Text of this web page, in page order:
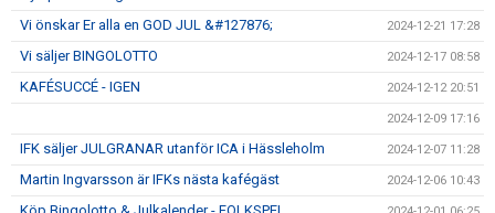
Vi önskar Er alla en GOD JUL &#127876; 2024-12-21 17:28
Vi säljer BINGOLOTTO 2024-12-17 08:58
KAFÉSUCCÉ - IGEN 2024-12-12 20:51
2024-12-09 17:16
IFK säljer JULGRANAR utanför ICA i Hässleholm 2024-12-07 11:28
Martin Ingvarsson är IFKs nästa kafégäst 2024-12-06 10:43